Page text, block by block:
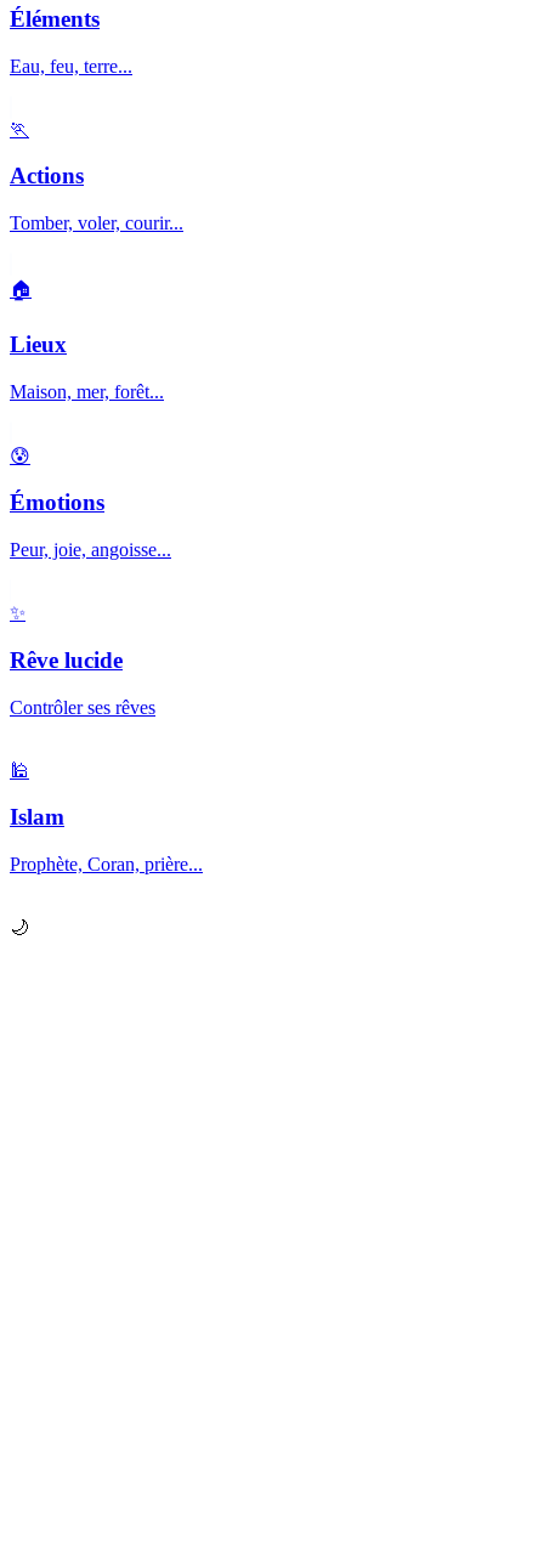
Éléments
Eau, feu, terre...
🏃
Actions
Tomber, voler, courir...
🏠
Lieux
Maison, mer, forêt...
😰
Émotions
Peur, joie, angoisse...
✨
Rêve lucide
Contrôler ses rêves
🕌
Islam
Prophète, Coran, prière...
🌙